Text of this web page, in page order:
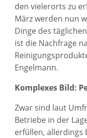
den vielerorts zu
März werden nun
Dinge des
ist die Nachfrage
Engelmann.
Komplexes Bild:
Zwar sind laut
Betriebe in der
erfüllen,